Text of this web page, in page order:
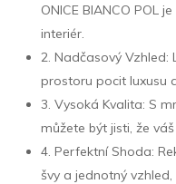
ONICE BIANCO POL
interiér.
2. Nadčasový
prostoru pocit luxusu
3. Vysoká Kvalita: S
můžete být jisti, že
4. Perfektní Shoda:
švy a jednotný